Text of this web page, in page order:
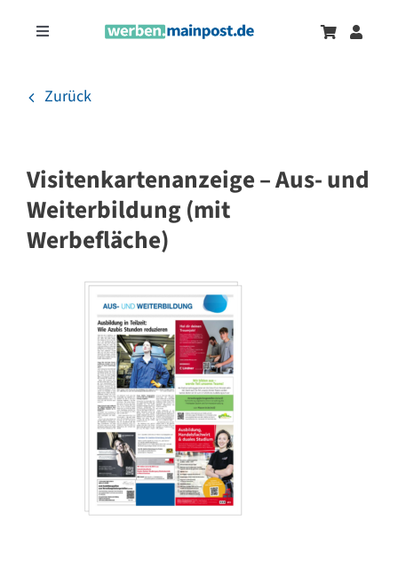
InhaltToggle
Onlinewerbung
Zurück
Visitenkartenanzeige – Aus- und
Weiterbildung (mit
Werbefläche)